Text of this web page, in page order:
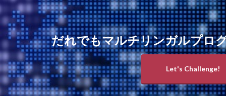
だれでもマルチリンガルプロ
Let's Challenge!